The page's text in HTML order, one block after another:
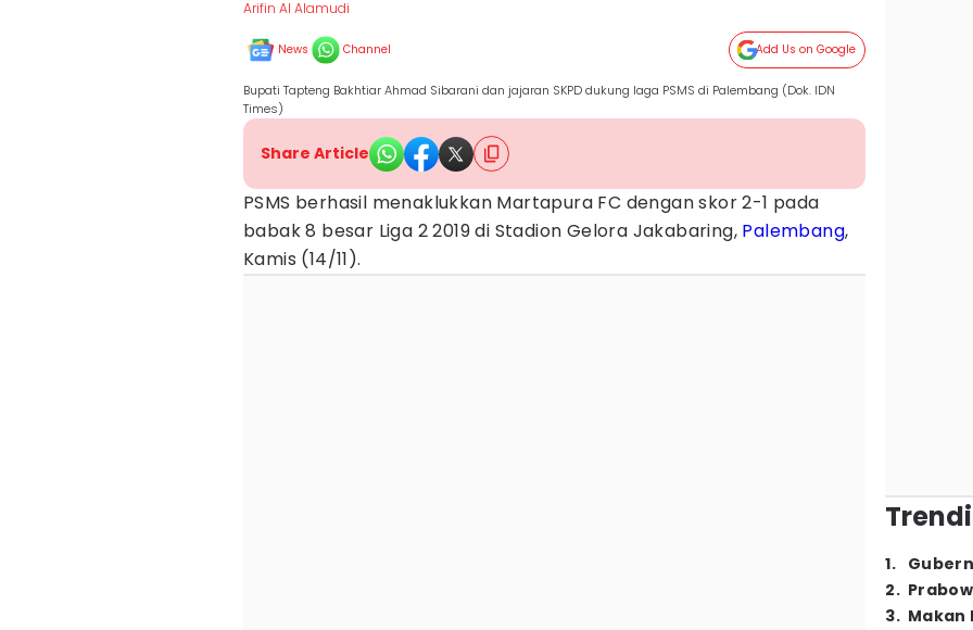
Arifin Al Alamudi
News Channel Add Us on Google
Bupati Tapteng Bakhtiar Ahmad Sibarani dan jajaran SKPD dukung laga PSMS di Palembang (Dok. IDN
Times)
Share Article
PSMS berhasil menaklukkan Martapura FC dengan skor 2-1 pada
babak 8 besar Liga 2 2019 di Stadion Gelora Jakabaring, Palembang,
Kamis (14/11).
1.
2.
3. Makan